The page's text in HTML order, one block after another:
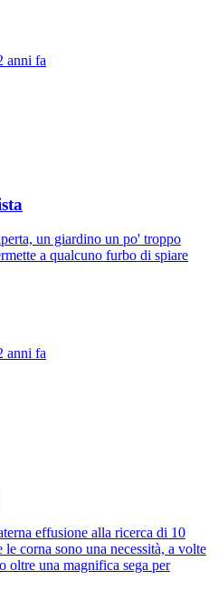
anni fa
un giardino un po' troppo
a qualcuno furbo di spiare
anni fa
effusione alla ricerca di 10
corna sono una necessità, a volte
oltre una magnifica sega per